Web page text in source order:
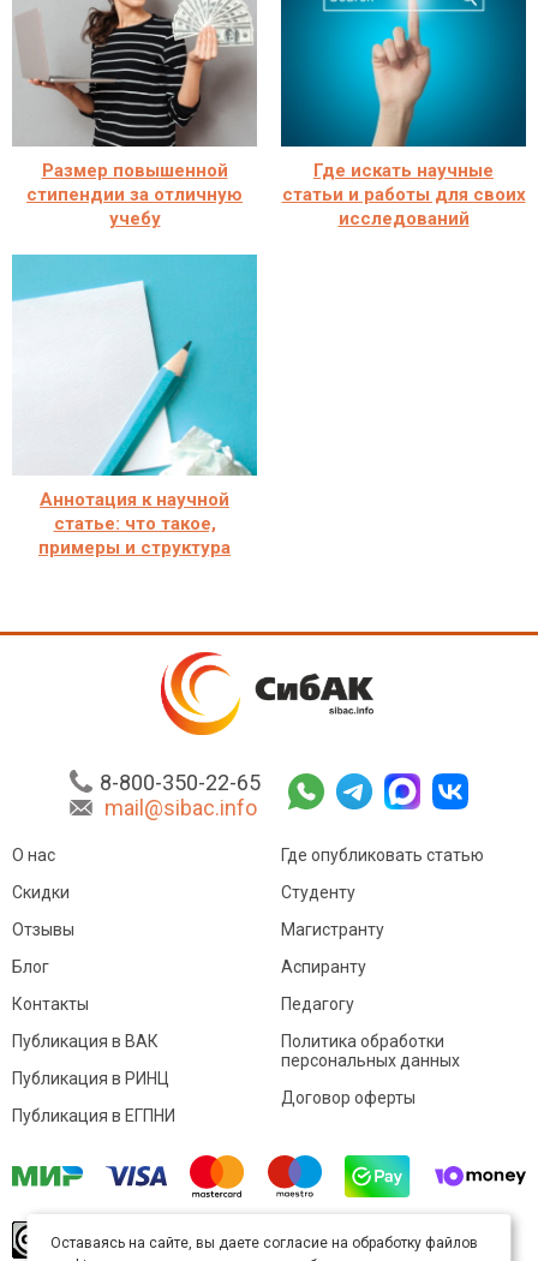
Размер повышенной
стипендии за отличную
учебу
Где искать научные
статьи и работы для своих
исследований
Аннотация к научной
статье: что такое,
примеры и структура
8-800-350-22-65
mail@sibac.info
О нас
Скидки
Отзывы
Блог
Контакты
Где опубликовать статью
Студенту
Магистранту
Аспиранту
Педагогу
Публикация в ВАК
Публикация в РИНЦ
Публикация в ЕГПНИ
Политика обработки
персональных данных
Договор оферты
произведение доступно полицензии Creative
Оставаясь на сайте, вы даете согласие на обработку файлов